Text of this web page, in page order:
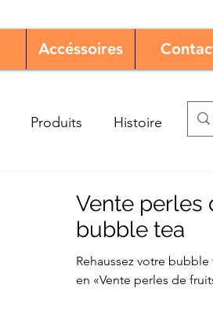
Accéssoires
Produits Histoire
Vente perles
bubble tea
Rehaussez votre
en «Vente perles de